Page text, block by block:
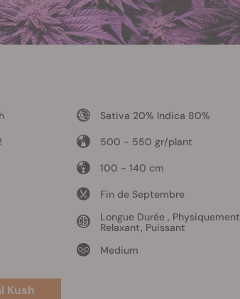
Sativa 20% Indica 80%
500 - 550 gr/plant
100 - 140 cm
Fin de Septembre
Longue Durée , Physiquement
Relaxant, Puissant
Medium
Kush